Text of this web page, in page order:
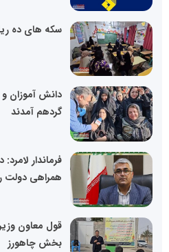
سکه های ده
گردهم آمدند
فرماندار
همراهی دولت
قول معاون
بخش چاهورز